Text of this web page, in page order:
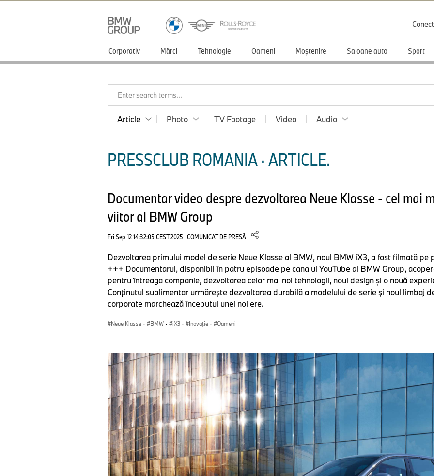
Corporativ Mărci Tehnologie Oameni Moștenire Saloane auto Sport
Enter search terms...
Article Photo TV Footage Video Audio
PRESSCLUB ROMANIA · ARTICLE.
Documentar video despre dezvoltarea Neue Klasse - cel mai
viitor al BMW Group
Fri Sep 12 14:32:05 CEST 2025 COMUNICAT DE PRESĂ
Dezvoltarea primului model de serie Neue Klasse al BMW, noul BMW iX3, a fost filmată pe
+++ Documentarul, disponibil în patru episoade pe canalul YouTube al BMW Group,
pentru întreaga companie, dezvoltarea celor mai noi tehnologii, noul design şi o nouă
Conţinutul suplimentar urmăreşte dezvoltarea durabilă a modelului de serie şi noul limbaj
corporate marchează începutul unei noi ere.
Neue Klasse · BMW · iX3 · Inovaţie · Oameni